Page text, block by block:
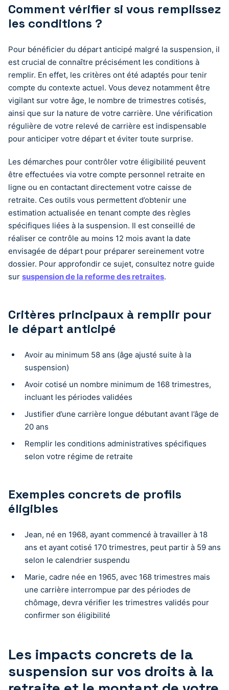
Comment vérifier si vous remplissez
les conditions ?
Pour bénéficier du départ anticipé malgré la suspension, il
est crucial de connaître précisément les conditions à
remplir. En effet, les critères ont été adaptés pour tenir
compte du contexte actuel. Vous devez notamment être
vigilant sur votre âge, le nombre de trimestres cotisés,
ainsi que sur la nature de votre carrière. Une vérification
régulière de votre relevé de carrière est indispensable
pour anticiper votre départ et éviter toute surprise.
Les démarches pour contrôler votre éligibilité peuvent
être effectuées via votre compte personnel retraite en
ligne ou en contactant directement votre caisse de
retraite. Ces outils vous permettent d’obtenir une
estimation actualisée en tenant compte des règles
spécifiques liées à la suspension. Il est conseillé de
réaliser ce contrôle au moins 12 mois avant la date
envisagée de départ pour préparer sereinement votre
dossier. Pour approfondir ce sujet, consultez notre guide
sur suspension de la reforme des retraites.
Critères principaux à remplir pour
le départ anticipé
Avoir au minimum 58 ans (âge ajusté suite à la
suspension)
Avoir cotisé un nombre minimum de 168 trimestres,
incluant les périodes validées
Justifier d’une carrière longue débutant avant l’âge de
20 ans
Remplir les conditions administratives spécifiques
selon votre régime de retraite
Exemples concrets de profils
éligibles
Jean, né en 1968, ayant commencé à travailler à 18
ans et ayant cotisé 170 trimestres, peut partir à 59 ans
selon le calendrier suspendu
Marie, cadre née en 1965, avec 168 trimestres mais
une carrière interrompue par des périodes de
chômage, devra vérifier les trimestres validés pour
confirmer son éligibilité
Les impacts concrets de la
suspension sur vos droits à la